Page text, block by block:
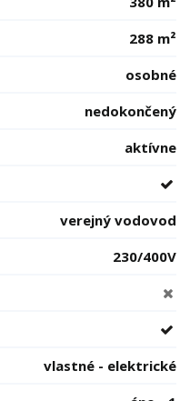
288 m²
osobné
nedokončený
aktívne
verejný vodovod
230/400V
vlastné - elektrické